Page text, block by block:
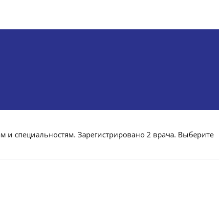
и специальностям. Зарегистрировано 2 врача. Выберите